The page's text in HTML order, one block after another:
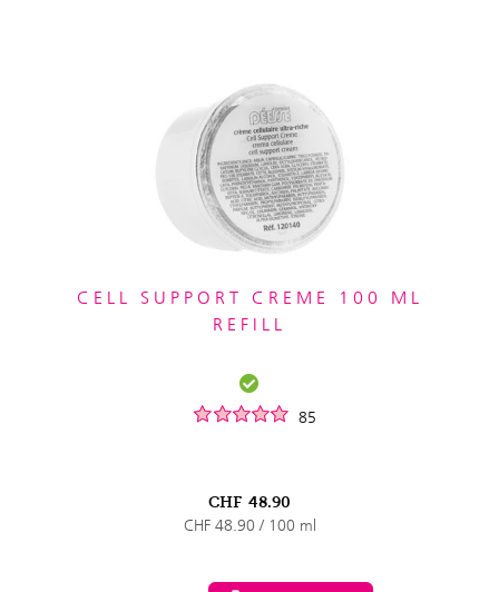
CELL SUPPORT CREME 100 ML
REFILL
85
CHF 48.90
CHF 48.90 / 100 ml